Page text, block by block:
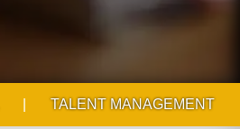
TALENT MANAGEMENT